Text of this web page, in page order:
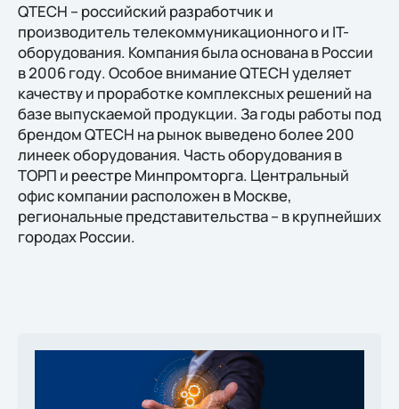
QTECH – российский разработчик и
производитель телекоммуникационного и IT-
оборудования. Компания была основана в России
в 2006 году. Особое внимание QTECH уделяет
качеству и проработке комплексных решений на
базе выпускаемой продукции. За годы работы под
брендом QTECH на рынок выведено более 200
линеек оборудования. Часть оборудования в
ТОРП и реестре Минпромторга. Центральный
офис компании расположен в Москве,
региональные представительства – в крупнейших
городах России.